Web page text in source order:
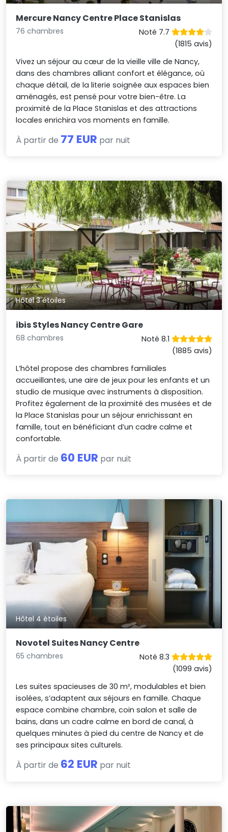
Mercure Nancy Centre Place Stanislas
76 chambres
Noté 7.7
(1815 avis)
Vivez un séjour au cœur de la vieille ville de Nancy,
dans des chambres alliant confort et élégance, où
chaque détail, de la literie soignée aux espaces bien
aménagés, est pensé pour votre bien-être. La
proximité de la Place Stanislas et des attractions
locales enrichira vos moments en famille.
À partir de 77 EUR par nuit
Hôtel 3 étoiles
ibis Styles Nancy Centre Gare
68 chambres
Noté 8.1
(1885 avis)
L’hôtel propose des chambres familiales
accueillantes, une aire de jeux pour les enfants et un
studio de musique avec instruments à disposition.
Profitez également de la proximité des musées et de
la Place Stanislas pour un séjour enrichissant en
famille, tout en bénéficiant d’un cadre calme et
confortable.
À partir de 60 EUR par nuit
Hôtel 4 étoiles
Novotel Suites Nancy Centre
65 chambres
Noté 8.3
(1099 avis)
Les suites spacieuses de 30 m², modulables et bien
isolées, s’adaptent aux séjours en famille. Chaque
espace combine chambre, coin salon et salle de
bains, dans un cadre calme en bord de canal, à
quelques minutes à pied du centre de Nancy et de
ses principaux sites culturels.
À partir de 62 EUR par nuit